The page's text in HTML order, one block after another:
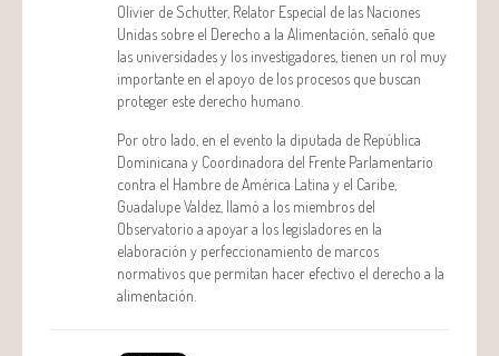
Olivier de Schutter, Relator Especial de las Naciones
Unidas sobre el Derecho a la Alimentación, señaló que
las universidades y los investigadores, tienen un rol muy
importante en el apoyo de los procesos que buscan
proteger este derecho humano.
Por otro lado, en el evento la diputada de República
Dominicana y Coordinadora del Frente Parlamentario
contra el Hambre de América Latina y el Caribe,
Guadalupe Valdez, llamó a los miembros del
Observatorio a apoyar a los legisladores en la
elaboración y perfeccionamiento de marcos
normativos que permitan hacer efectivo el derecho a la
alimentación.